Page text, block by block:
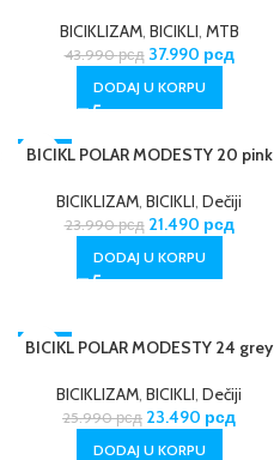
BICIKLIZAM, BICIKLI, MTB
43.990рсд 37.990 рсд
DODAJ U KORPU
-10%
BICIKL POLAR MODESTY 20 pink
BICIKLIZAM, BICIKLI, Dečiji
23.990рсд 21.490 рсд
DODAJ U KORPU
-10%
BICIKL POLAR MODESTY 24 grey
BICIKLIZAM, BICIKLI, Dečiji
25.990рсд 23.490 рсд
DODAJ U KORPU